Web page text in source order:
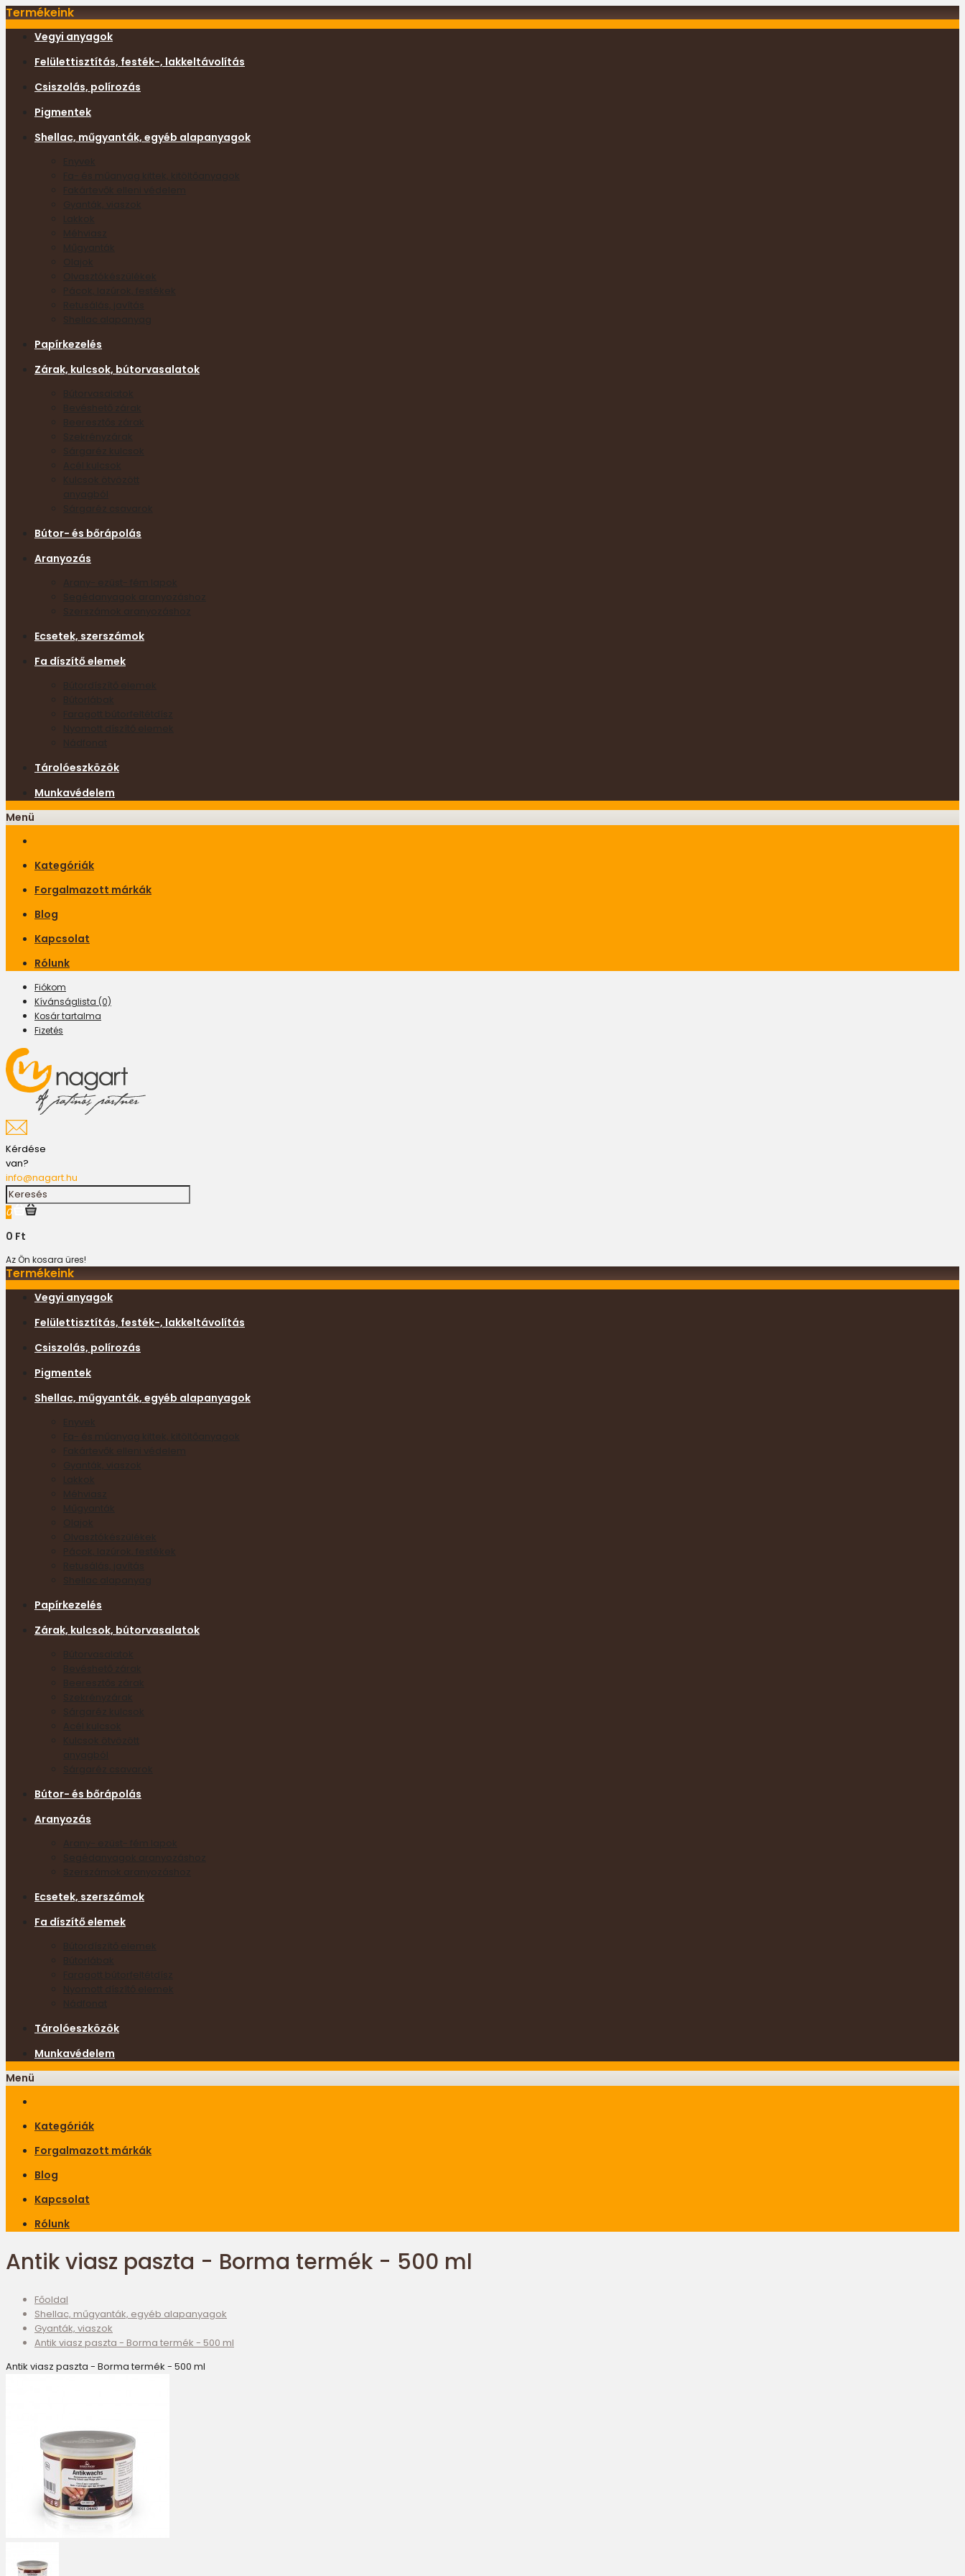
Termékeink
Vegyi anyagok
Felülettisztítás, festék-, lakkeltávolítás
Csiszolás, polírozás
Pigmentek
Shellac, műgyanták, egyéb alapanyagok
Enyvek
Fa- és műanyag kittek, kitöltőanyagok
Fakártevők elleni védelem
Gyanták, viaszok
Lakkok
Méhviasz
Műgyanták
Olajok
Olvasztókészülékek
Pácok, lazúrok, festékek
Retusálás, javítás
Papírkezelés
Zárak, kulcsok, bútorvasalatok
Bútorvasalatok
Bevéshető zárak
Beeresztős zárak
Szekrényzárak
Sárgaréz kulcsok
Acél kulcsok
Kulcsok ötvözött
Sárgaréz csavarok
Bútor- és bőrápolás
Aranyozás
Arany- ezüst- fém lapok
Segédanyagok aranyozáshoz
Szerszámok aranyozáshoz
Ecsetek, szerszámok
Fa díszítő elemek
Bútordíszítő elemek
Bútorlábak
Faragott bútorfeltétdísz
Nyomott díszítő elemek
Tárolóeszközök
Munkavédelem
Menü
Kategóriák
Forgalmazott márkák
Blog
Kapcsolat
Rólunk
Fiókom
Kívánságlista (0)
Kosár tartalma
Fizetés
Kérdése
van?
info@nagart.hu
0
0 Ft
Az Ön kosara üres!
Termékeink
Vegyi anyagok
Felülettisztítás, festék-, lakkeltávolítás
Csiszolás, polírozás
Pigmentek
Shellac, műgyanták, egyéb alapanyagok
Enyvek
Fa- és műanyag kittek, kitöltőanyagok
Fakártevők elleni védelem
Gyanták, viaszok
Lakkok
Méhviasz
Műgyanták
Olajok
Olvasztókészülékek
Pácok, lazúrok, festékek
Retusálás, javítás
Papírkezelés
Zárak, kulcsok, bútorvasalatok
Bútorvasalatok
Bevéshető zárak
Beeresztős zárak
Szekrényzárak
Sárgaréz kulcsok
Acél kulcsok
Kulcsok ötvözött
Sárgaréz csavarok
Bútor- és bőrápolás
Aranyozás
Arany- ezüst- fém lapok
Segédanyagok aranyozáshoz
Szerszámok aranyozáshoz
Ecsetek, szerszámok
Fa díszítő elemek
Bútordíszítő elemek
Bútorlábak
Faragott bútorfeltétdísz
Nyomott díszítő elemek
Tárolóeszközök
Munkavédelem
Menü
Kategóriák
Forgalmazott márkák
Blog
Kapcsolat
Rólunk
Antik viasz paszta - Borma termék - 500 ml
Főoldal
Shellac, műgyanták, egyéb alapanyagok
Gyanták, viaszok
Antik viasz paszta - Borma termék - 500 ml
Antik viasz paszta - Borma termék - 500 ml